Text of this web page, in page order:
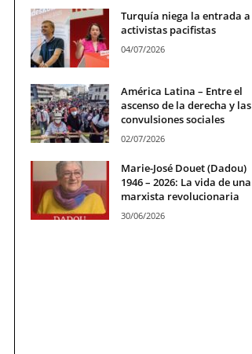
Turquía niega la entrada a
activistas pacifistas
04/07/2026
América Latina – Entre el
ascenso de la derecha y las
convulsiones sociales
02/07/2026
Marie-José Douet (Dadou)
1946 – 2026: La vida de una
marxista revolucionaria
30/06/2026